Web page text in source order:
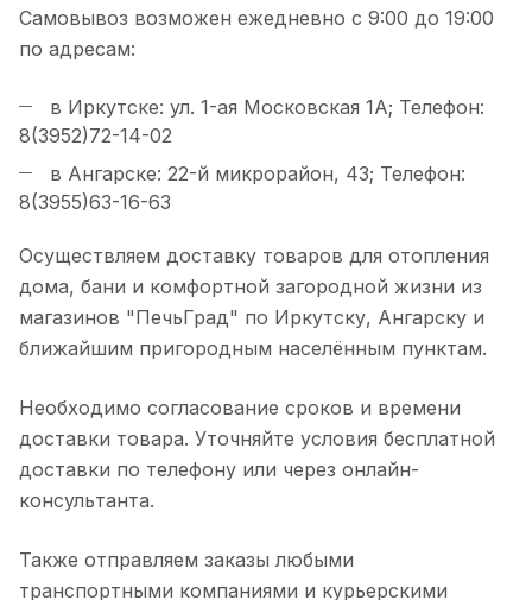
Самовывоз возможен ежедневно с 9:00 до 19:00
по адресам:
в Иркутске: ул. 1-ая Московская 1А; Телефон:
8(3952)72-14-02
в Ангарске: 22-й микрорайон, 43; Телефон:
8(3955)63-16-63
Осуществляем доставку товаров для отопления
дома, бани и комфортной загородной жизни из
магазинов "ПечьГрад" по Иркутску, Ангарску и
ближайшим пригородным населённым пунктам.
Необходимо согласование сроков и времени
доставки товара. Уточняйте условия бесплатной
доставки по телефону или через онлайн-
консультанта.
Также отправляем заказы любыми
транспортными компаниями и курьерскими